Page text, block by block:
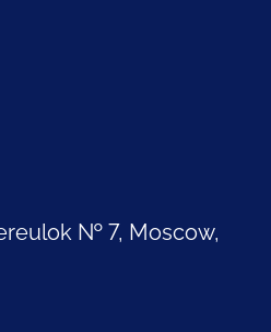
№ 7, Moscow,